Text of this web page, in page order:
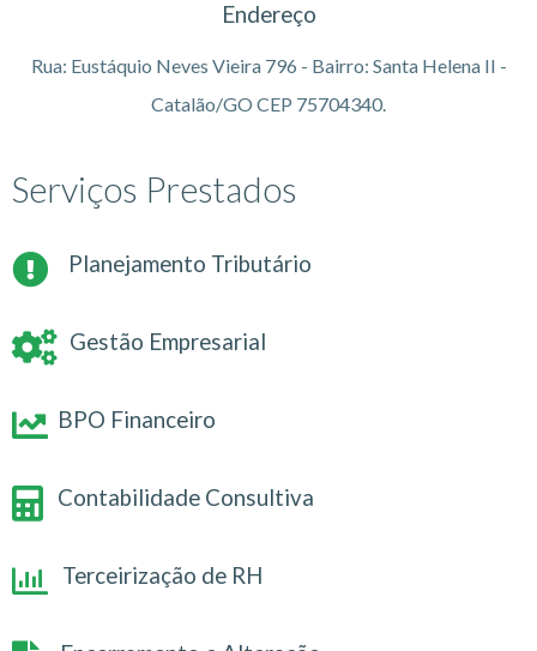
Endereço
Rua: Eustáquio Neves Vieira 796 - Bairro: Santa Helena II -
Catalão/GO CEP 75704340.
Serviços Prestados
Planejamento Tributário
Gestão Empresarial
BPO Financeiro
Contabilidade Consultiva
Terceirização de RH